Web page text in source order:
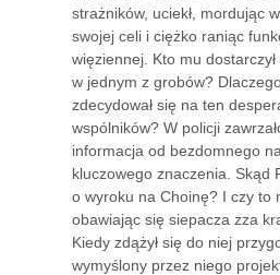
strażników, uciekł, mordując
swojej celi i ciężko raniąc
więziennej. Kto mu
w jednym z grobów?
zdecydował się na ten
wspólników? W policji
informacja od bezdomnego
kluczowego znaczenia. Skąd
o wyroku na Choinę? I czy to
obawiając się siepacza zza
Kiedy zdążył się do niej
wymyślony przez niego